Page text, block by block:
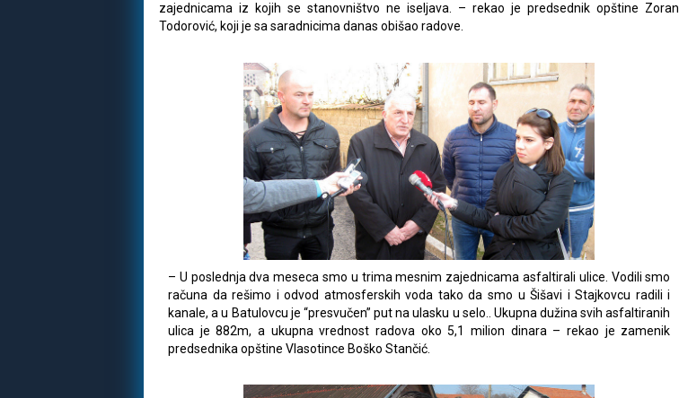
zajednicama iz kojih se stanovništvo ne iseljava. – rekao je predsednik opštine Zoran
Todorović, koji je sa saradnicima danas obišao radove.
– U poslednja dva meseca smo u trima mesnim zajednicama asfaltirali ulice. Vodili smo
računa da rešimo i odvod atmosferskih voda tako da smo u Šišavi i Stajkovcu radili i
kanale, a u Batulovcu je “presvučen” put na ulasku u selo.. Ukupna dužina svih asfaltiranih
ulica je 882m, a ukupna vrednost radova oko 5,1 milion dinara – rekao je zamenik
predsednika opštine Vlasotince Boško Stančić.